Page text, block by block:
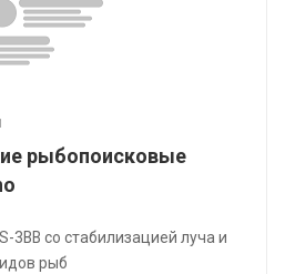
рыбопоисковые
3BB со стабилизацией луча и
рыб